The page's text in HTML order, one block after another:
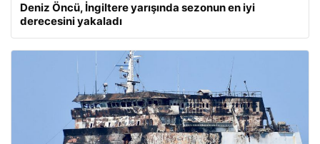
Deniz Öncü, İngiltere yarışında sezonun en iyi
derecesini yakaladı